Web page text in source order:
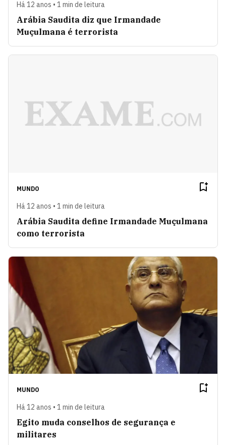
Há 12 anos • 1 min de leitura
Arábia Saudita diz que Irmandade
Muçulmana é terrorista
MUNDO
Há 12 anos • 1 min de leitura
Arábia Saudita define Irmandade Muçulmana
como terrorista
MUNDO
Há 12 anos • 1 min de leitura
Egito muda conselhos de segurança e
militares